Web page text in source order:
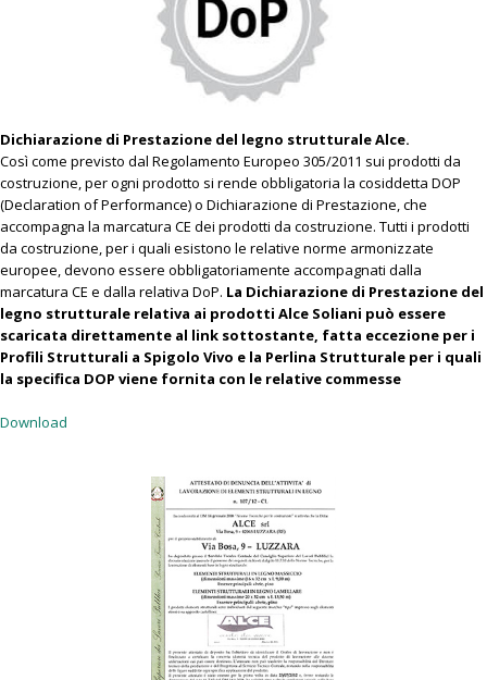
Dichiarazione di Prestazione del legno strutturale Alce.
Così come previsto dal Regolamento Europeo 305/2011 sui prodotti da
costruzione, per ogni prodotto si rende obbligatoria la cosiddetta DOP
(Declaration of Performance) o Dichiarazione di Prestazione, che
accompagna la marcatura CE dei prodotti da costruzione. Tutti i prodotti
da costruzione, per i quali esistono le relative norme armonizzate
europee, devono essere obbligatoriamente accompagnati dalla
marcatura CE e dalla relativa DoP. La Dichiarazione di Prestazione del
legno strutturale relativa ai prodotti Alce Soliani può essere
scaricata direttamente al link sottostante, fatta eccezione per i
Profili Strutturali a Spigolo Vivo e la Perlina Strutturale per i quali
la specifica DOP viene fornita con le relative commesse
Download